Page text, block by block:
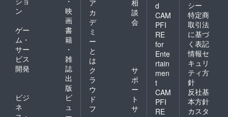
strap ４
つ打ち
レザー
コー
ド、合
皮（白
or黒）
長さ：
74cm
・ケー
ス（イ
ンディ
ゴデニ
ム） サ
工が施
されて
おり簡
単に切
り取る
ことが
できま
す。 ・
Refill：
無地50
枚（１
枚目の
み柄が
入り）※
い。 程
よい滑
らかさ
の「OK
フール
ス紙」
や竹
100%か
ら作ら
「竹紙
100」
等々、
店頭で
生地
（岡山
県産）
の袋に
入って
す。 返
礼品
ノート
の中用
紙は、
在庫状
況によ
り変更
ン
映
画
ゲー
ム・
サー
ビス
開発
書
籍
・
雑
誌
出
版
ビジ
ネ
ビ
ュ
ア
カ
デ
ミ
ー
と
は
相
談
会
ク
ラ
ウ
ド
フ
サ
ポ
ー
ト
サ
d
CAM
PFI
RE
for
Ente
rtain
men
t
CAM
PFI
RE
シー
特定商
取引法
に基づ
く表記
情報セ
キュリ
ティ方
針
反社基
本方針
カスタ